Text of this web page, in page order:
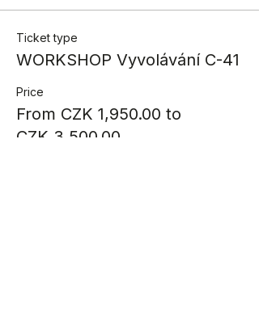
Ticket type
WORKSHOP Vyvolávání C-41
Price
From CZK 1,950.00 to
CZK 3,500.00